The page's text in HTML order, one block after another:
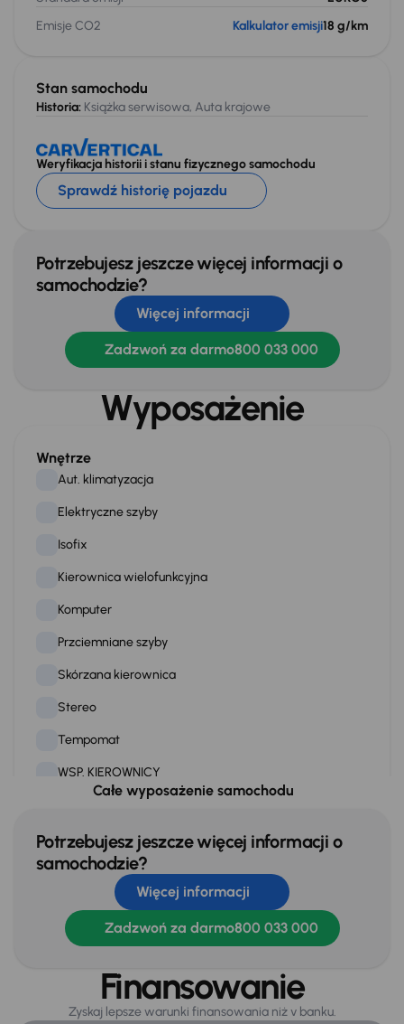
Stan samochodu
Historia: Książka serwisowa, Auta krajowe
Weryfikacja historii i stanu fizycznego samochodu
Sprawdź historię pojazdu
Emisje CO2
Kalkulator emisji18 g/km
Potrzebujesz jeszcze więcej informacji o
samochodzie?
Więcej informacji
Zadzwoń za darmo800 033 000
Wyposażenie
Wnętrze
Aut. klimatyzacja
Elektryczne szyby
Isofix
Kierownica wielofunkcyjna
Komputer
Przciemniane szyby
Skórzana kierownica
Stereo
Tempomat
WSP. KIEROWNICY
Na zewnątrz
Czujniki parkowania prz. i tył
Dzienne swiatla LED
Oryginalne Alufelgi
Całe wyposażenie samochodu
Potrzebujesz jeszcze więcej informacji o
samochodzie?
Więcej informacji
Zadzwoń za darmo800 033 000
Finansowanie
Zyskaj lepsze warunki finansowania niż v banku.